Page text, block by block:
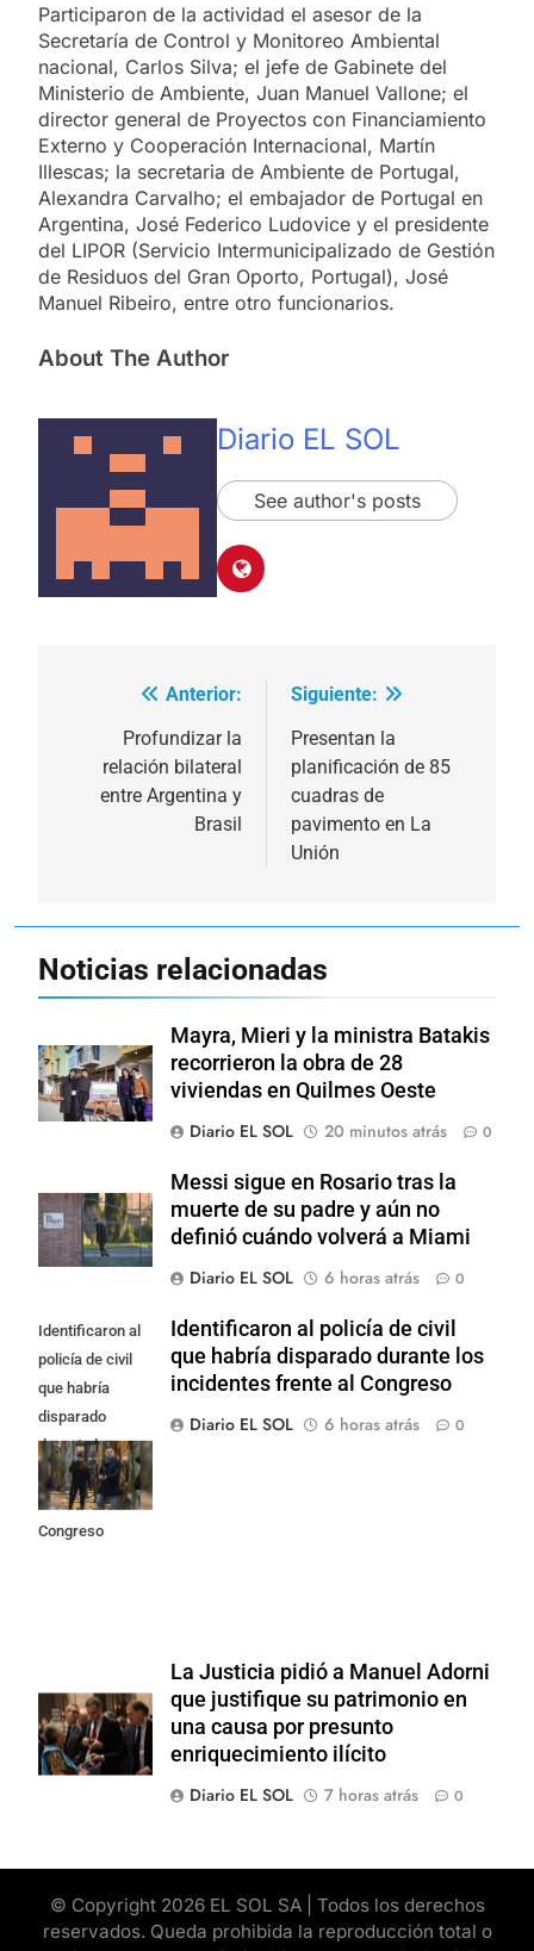
Participaron de la actividad el asesor de la
Secretaría de Control y Monitoreo Ambiental
nacional, Carlos Silva; el jefe de Gabinete del
Ministerio de Ambiente, Juan Manuel Vallone; el
director general de Proyectos con Financiamiento
Externo y Cooperación Internacional, Martín
Illescas; la secretaria de Ambiente de Portugal,
Alexandra Carvalho; el embajador de Portugal en
Argentina, José Federico Ludovice y el presidente
del LIPOR (Servicio Intermunicipalizado de Gestión
de Residuos del Gran Oporto, Portugal), José
Manuel Ribeiro, entre otro funcionarios.
About The Author
Diario EL SOL
See author's posts
Navegación
entradas
Anterior:
Profundizar la
relación bilateral
entre Argentina y
Brasil
Siguiente:
Presentan la
planificación de 85
cuadras de
pavimento en La
Unión
Noticias relacionadas
Mayra, Mieri y la ministra Batakis
recorrieron la obra de 28
viviendas en Quilmes Oeste
Diario EL SOL
20 minutos atrás 0
Messi sigue en Rosario tras la
muerte de su padre y aún no
definió cuándo volverá a Miami
Diario EL SOL
6 horas atrás 0
Identificaron al
policía de civil
que habría
disparado
durante los
incidentes
frente al
Congreso
Identificaron al policía de civil
que habría disparado durante los
incidentes frente al Congreso
Diario EL SOL
6 horas atrás 0
La Justicia pidió a Manuel Adorni
que justifique su patrimonio en
una causa por presunto
enriquecimiento ilícito
Diario EL SOL
7 horas atrás 0
© Copyright 2026 EL SOL SA | Todos los derechos
reservados. Queda prohibida la reproducción total o